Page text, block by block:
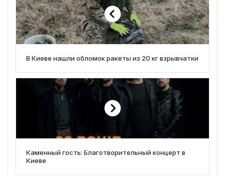
В Киеве нашли обломок ракеты из 20 кг взрывчатки
Каменный гость: Благотворительный концерт в
Киеве